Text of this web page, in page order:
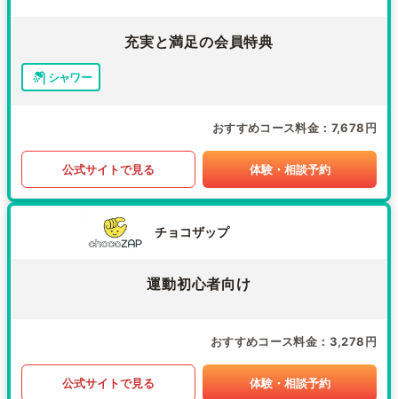
充実と満足の会員特典
シャワー
おすすめコース料金 7,678円
公式サイトで見る 体験・相談予約
チョコザップ
運動初心者向け
おすすめコース料金 3,278円
公式サイトで見る 体験・相談予約